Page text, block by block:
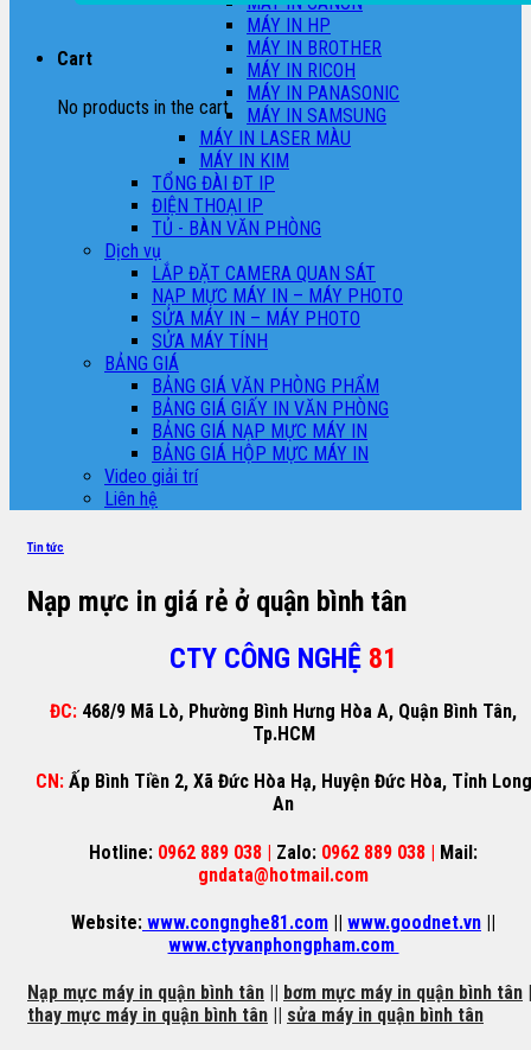
Cart
No products in the cart.
MÁY IN HP
MÁY IN BROTHER
MÁY IN RICOH
MÁY IN PANASONIC
MÁY IN SAMSUNG
MÁY IN LASER MÀU
MÁY IN KIM
TỔNG ĐÀI ĐT IP
ĐIỆN THOẠI IP
TỦ - BÀN VĂN PHÒNG
Dịch vụ
LẮP ĐẶT CAMERA QUAN SÁT
NẠP MỰC MÁY IN – MÁY PHOTO
SỬA MÁY IN – MÁY PHOTO
SỬA MÁY TÍNH
BẢNG GIÁ
BẢNG GIÁ VĂN PHÒNG PHẨM
BẢNG GIÁ GIẤY IN VĂN PHÒNG
BẢNG GIÁ NẠP MỰC MÁY IN
BẢNG GIÁ HỘP MỰC MÁY IN
Video giải trí
Liên hệ
Tin tức
Nạp mực in giá rẻ ở quận bình tân
CTY CÔNG NGHỆ 81
ĐC: 468/9 Mã Lò, Phường Bình Hưng Hòa A, Quận Bình Tân,
Tp.HCM
CN: Ấp Bình Tiền 2, Xã Đức Hòa Hạ, Huyện Đức Hòa, Tỉnh Long
An
Hotline: 0962 889 038 | Zalo: 0962 889 038 | Mail:
gndata@hotmail.com
Website: www.congnghe81.com || www.goodnet.vn ||
www.ctyvanphongpham.com
Nạp mực máy in quận bình tân bơm mực máy in quận bình tân
thay mực máy in quận bình tân
sửa máy in quận bình tân